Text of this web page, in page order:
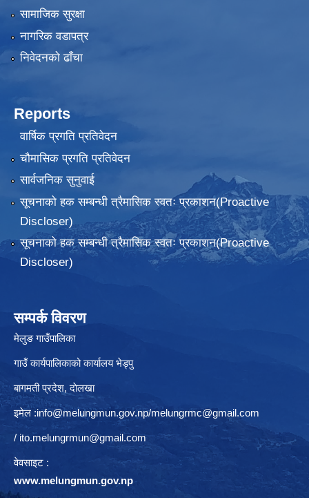
सामाजिक सुरक्षा
नागरिक वडापत्र
निवेदनकाे ढाँचा
Reports
वार्षिक प्रगति प्रतिवेदन
चौमासिक प्रगति प्रतिवेदन
सार्वजनिक सुनुवाई
सूचनाको हक सम्बन्धी त्रैमासिक स्वतः प्रकाशन(Proactive
Discloser)
सूचनाको हक सम्बन्धी त्रैमासिक स्वतः प्रकाशन(Proactive
Discloser)
सम्पर्क विवरण
मेलुङ गाउँपालिका
गाउँ कार्यपालिकाको कार्यालय भेड्पु
बागमती प्रदेश, दाेलखा
इमेल :info@melungmun.gov.np/melungrmc@gmail.com
/ ito.melungrmun@gmail.com
वेवसाइट :
www.melungmun.gov.np